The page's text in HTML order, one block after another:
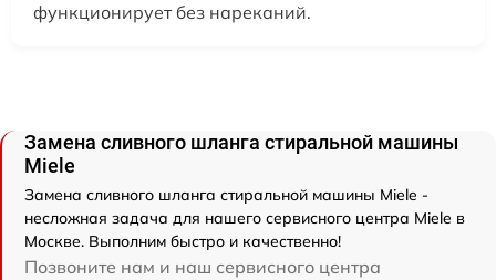
функционирует без нареканий.
Замена сливного шланга стиральной машины
Miele
Замена сливного шланга стиральной машины Miele -
несложная задача для нашего сервисного центра Miele в
Москве. Выполним быстро и качественно!
Позвоните нам и наш сервисного центра